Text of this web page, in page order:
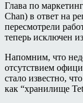
Глава по
Chan) в ответ на
пересмотрели
теперь исключен
Напомним, что
отсутствием
стало известно,
как “хранилище